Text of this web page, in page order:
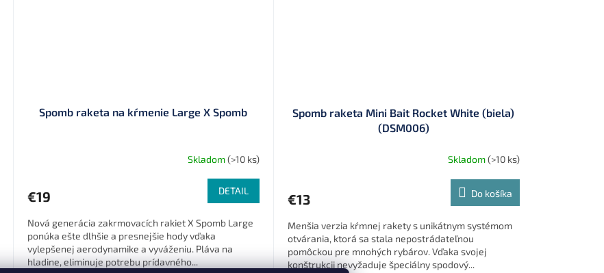
Spomb raketa na kŕmenie Large X Spomb
Skladom(>10 ks)
€19 DETAIL
Nová generácia zakrmovacích rakiet X Spomb Large
ponúka ešte dlhšie a presnejšie hody vďaka
vylepšenej aerodynamike a vyváženiu. Pláva na
hladine, eliminuje potrebu prídavného...
Spomb raketa Mini Bait Rocket White (biela)
(DSM006)
Skladom(>10 ks)
€13 Do košíka
Menšia verzia kŕmnej rakety s unikátnym systémom
otvárania, ktorá sa stala nepostrádateľnou
pomôckou pre mnohých rybárov. Vďaka svojej
konštrukcii nevyžaduje špeciálny spodový...